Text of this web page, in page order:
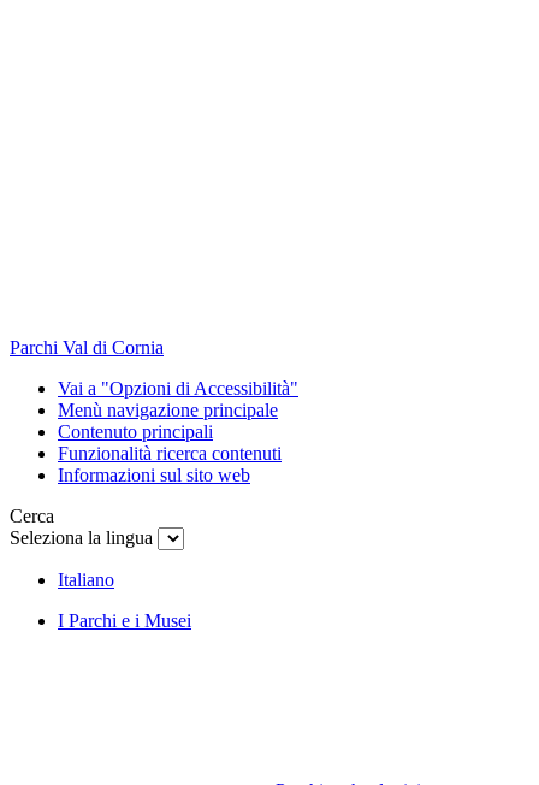
Parchi Val di Cornia
Vai a "Opzioni di Accessibilità"
Menù navigazione principale
Contenuto principali
Funzionalità ricerca contenuti
Informazioni sul sito web
Cerca
Seleziona la lingua
Italiano
I Parchi e i Musei